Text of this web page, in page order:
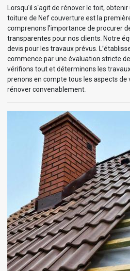
Lorsqu'il s'agit de rénover le toit,
toiture de Nef couverture est la
comprenons l'importance de procurer
transparentes pour nos clients. Notre
devis pour les travaux prévus.
commence par une évaluation stricte
vérifions tout et déterminons les
prenons en compte tous les aspects
rénover convenablement.